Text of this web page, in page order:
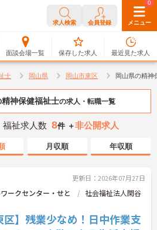
求人検索 会員登録 メニュー
面談会場一覧
0
保存した求人
0
最近見た求人
士 岡山県 岡山市東区 岡山県の精神
神保健福祉士の求人・転職一覧
福祉求人数 8件 ＋非公開求人
月収順 年収順
更新日：2026年07月27日
ークセンター・せと
社会福祉法人閑谷
区】残業少なめ！日中作業支